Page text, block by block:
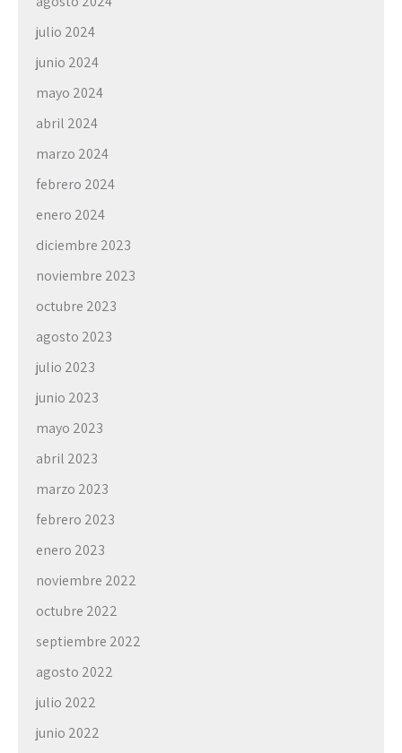
julio 2024
junio 2024
mayo 2024
abril 2024
marzo 2024
febrero 2024
enero 2024
diciembre 2023
noviembre 2023
octubre 2023
agosto 2023
julio 2023
junio 2023
mayo 2023
abril 2023
marzo 2023
febrero 2023
enero 2023
noviembre 2022
octubre 2022
septiembre 2022
agosto 2022
julio 2022
junio 2022